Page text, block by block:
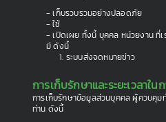
- เก็บรวบรวมอย่างปลอดภัย
- ใช้
- เปิดเผย ทั้งนี้ บุคคล หน่วยงาน ที่
มี ดังนี้
1. ระบบส่งจดหมายข่าว
การเก็บรักษาและระยะเวลา
การเก็บรักษาข้อมูลส่วนบุคคล ผู้ควบคุม
ท่าน ดังนี้